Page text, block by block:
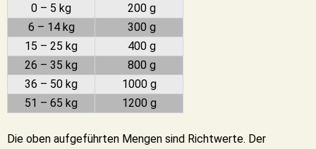
0 – 5 kg
200 g
6 – 14 kg
300 g
15 – 25 kg
400 g
26 – 35 kg
800 g
36 – 50 kg
1000 g
51 – 65 kg
1200 g
Die oben aufgeführten Mengen sind Richtwerte. Der